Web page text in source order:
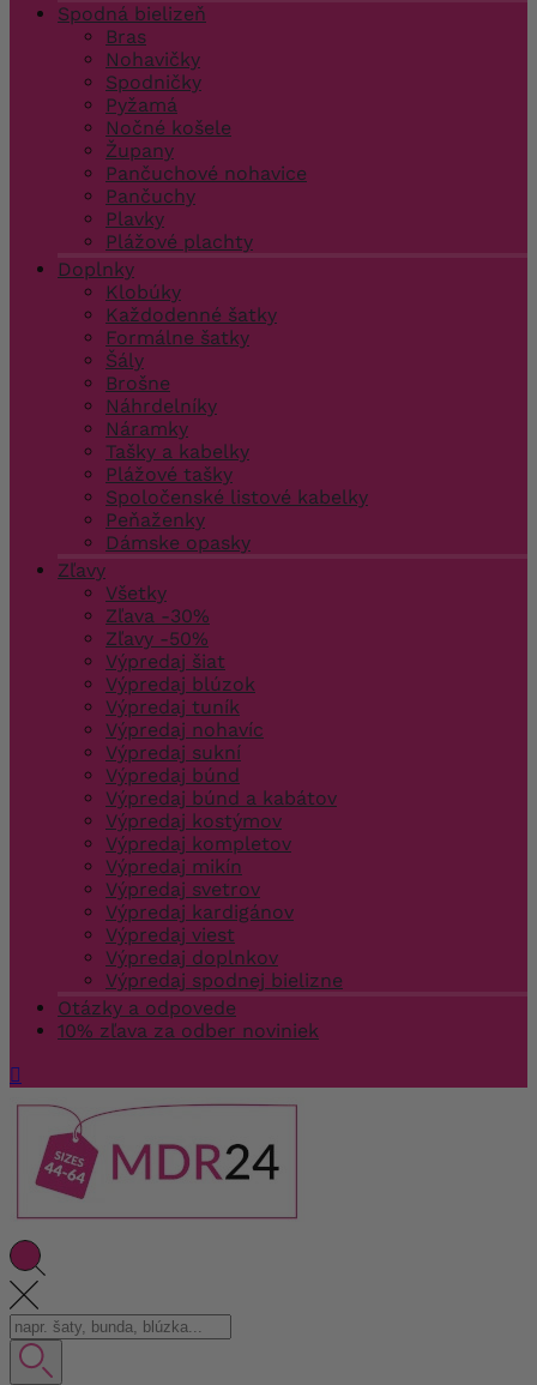
Spodná bielizeň
Bras
Nohavičky
Spodničky
Pyžamá
Nočné košele
Župany
Pančuchové nohavice
Pančuchy
Plavky
Plážové plachty
Doplnky
Klobúky
Každodenné šatky
Formálne šatky
Šály
Brošne
Náhrdelníky
Náramky
Tašky a kabelky
Plážové tašky
Spoločenské listové kabelky
Peňaženky
Dámske opasky
Zľavy
Všetky
Zľava -30%
Zľavy -50%
Výpredaj šiat
Výpredaj blúzok
Výpredaj tuník
Výpredaj nohavíc
Výpredaj sukní
Výpredaj búnd
Výpredaj búnd a kabátov
Výpredaj kostýmov
Výpredaj kompletov
Výpredaj mikín
Výpredaj svetrov
Výpredaj kardigánov
Výpredaj viest
Výpredaj doplnkov
Výpredaj spodnej bielizne
Otázky a odpovede
10% zľava za odber noviniek
